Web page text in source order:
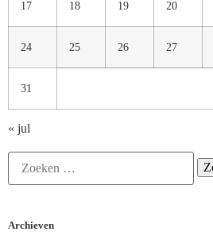
17 18 19 20
24 25 26 27
31
« jul
Archieven